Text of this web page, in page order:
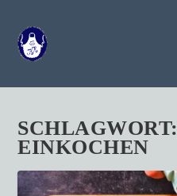
SCHLAGWORT:
EINKOCHEN